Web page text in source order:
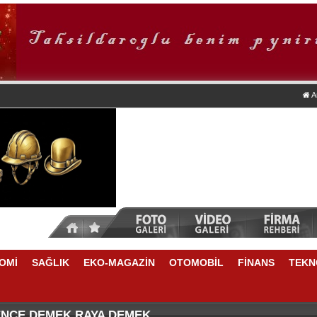
SAĞLIK EKO-MAGAZİN OTOMOBİL FİNANS
BÜYÜME İÇİN REKABETÇİLİĞİ ARTIRACAK
DURKUN'DAN YENİ DÖNEME İLİŞKİN ÖNEMLİ